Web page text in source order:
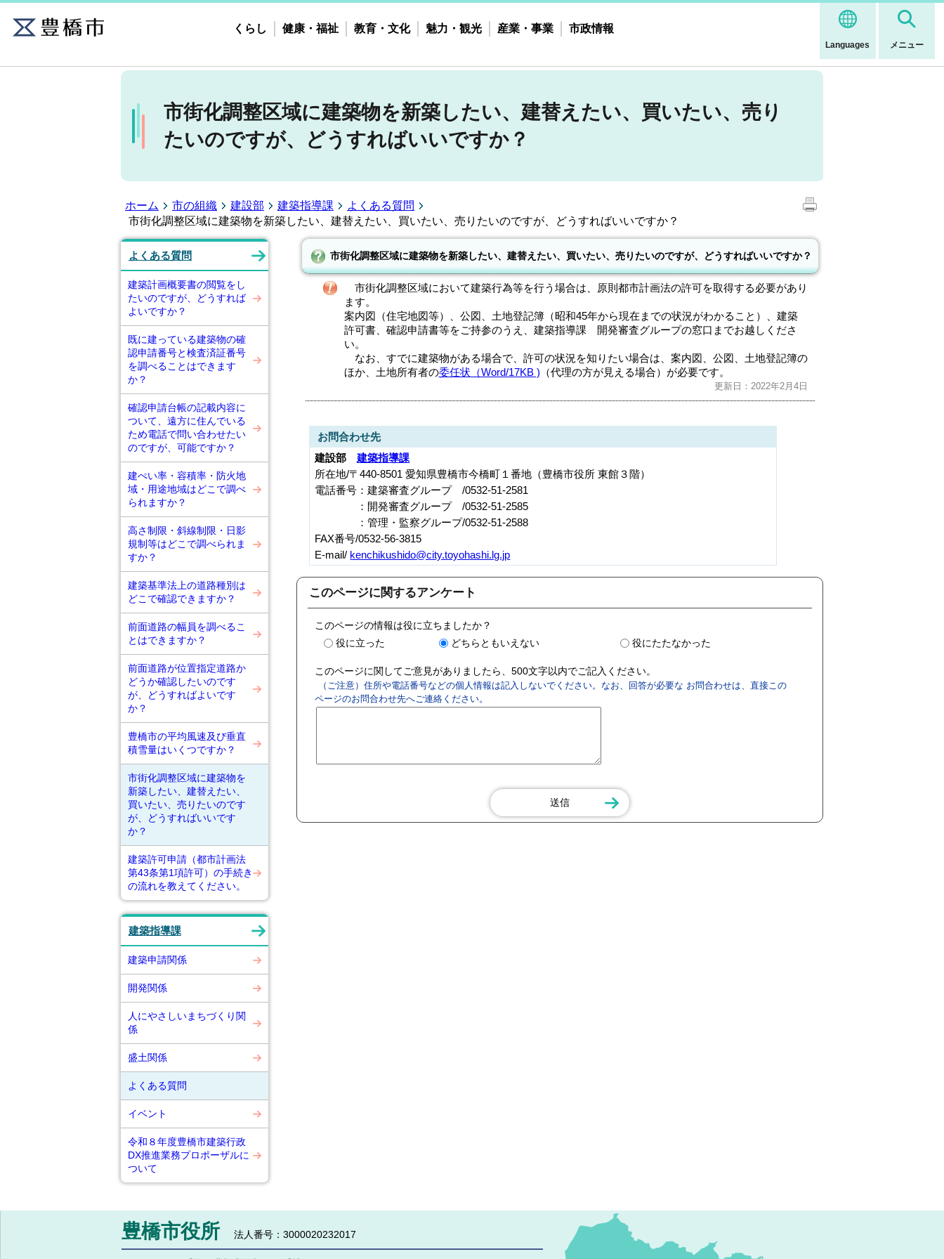
Languages メニュー
くらし 健康・福祉 教育・文化 魅力・観光 産業・事業 市政情報
市街化調整区域に建築物を新築したい、建替えたい、買いたい、売り
たいのですが、どうすればいいですか？
ホーム 市の組織 建設部 建築指導課
よくある質問
市街化調整区域に建築物を新築したい、建替えたい、買いたい、売りたいのですが、どうすればいいですか？
よくある質問
建築計画概要書の閲覧をし
たいのですが、どうすれば
よいですか？
既に建っている建築物の確
認申請番号と検査済証番号
を調べることはできます
か？
確認申請台帳の記載内容に
ついて、遠方に住んでいる
ため電話で問い合わせたい
のですが、可能ですか？
建ぺい率・容積率・防火地
域・用途地域はどこで調べ
られますか？
高さ制限・斜線制限・日影
規制等はどこで調べられま
すか？
建築基準法上の道路種別は
どこで確認できますか？
前面道路の幅員を調べるこ
とはできますか？
前面道路が位置指定道路か
どうか確認したいのです
が、どうすればよいです
か？
豊橋市の平均風速及び垂直
積雪量はいくつですか？
市街化調整区域に建築物を
新築したい、建替えたい、
買いたい、売りたいのです
が、どうすればいいです
か？
建築許可申請（都市計画法
第43条第1項許可）の手続き
の流れを教えてください。
建築指導課
建築申請関係
開発関係
人にやさしいまちづくり関
係
盛土関係
よくある質問
イベント
令和８年度豊橋市建築行政
DX推進業務プロポーザルに
ついて
市街化調整区域に建築物を新築したい、建替えたい、買いたい、売りたいのですが、どうすればいいですか？
市街化調整区域において建築行為等を行う場合は、原則都市計画法の許可を取得する必要があり
ます。
案内図（住宅地図等）、公図、土地登記簿（昭和45年から現在までの状況がわかること）、建築
許可書、確認申請書等をご持参のうえ、建築指導課 開発審査グループの窓口までお越しくださ
い。
なお、すでに建築物がある場合で、許可の状況を知りたい場合は、案内図、公図、土地登記簿の
ほか、土地所有者の委任状（Word/17KB ) （代理の方が見える場合）が必要です。
更新日：2022年2月4日
お問合わせ先
建設部建築指導課
所在地/〒440-8501 愛知県豊橋市今橋町１番地（豊橋市役所 東館３階）
電話番号：建築審査グループ /0532-51-2581
：開発審査グループ /0532-51-2585
：管理・監察グループ/0532-51-2588
FAX番号/0532-56-3815
E-mail/ kenchikushido@city.toyohashi.lg.jp
このページに関するアンケート
このページの情報は役に立ちましたか？
役に立った
どちらともいえない 役にたたなかった
このページに関してご意見がありましたら、500文字以内でご記入ください。
（ご注意）住所や電話番号などの個人情報は記入しないでください。なお、回答が必要な お問合わせは、直接この
ページのお問合わせ先へご連絡ください。
豊橋市役所 法人番号：3000020232017